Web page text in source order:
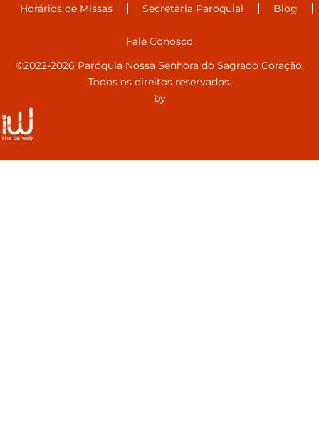
Horários de Missas Secretaria Paroquial Blog
Fale Conosco
©2022-2026 Paróquia Nossa Senhora do Sagrado Coração.
Todos os direitos reservados.
by